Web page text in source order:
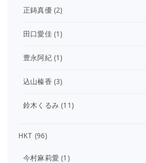
正鋳真優(2)
田口愛佳(1)
豊永阿紀(1)
込山榛香 (3)
鈴木くるみ (11)
HKT (96)
今村麻莉愛 (1)